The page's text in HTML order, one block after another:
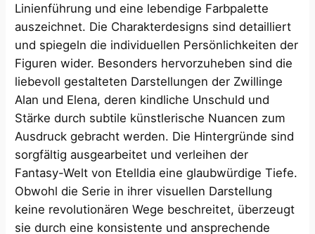
Linienführung und eine lebendige Farbpalette
auszeichnet. Die Charakterdesigns sind detailliert
und spiegeln die individuellen Persönlichkeiten der
Figuren wider. Besonders hervorzuheben sind die
liebevoll gestalteten Darstellungen der Zwillinge
Alan und Elena, deren kindliche Unschuld und
Stärke durch subtile künstlerische Nuancen zum
Ausdruck gebracht werden. Die Hintergründe sind
sorgfältig ausgearbeitet und verleihen der
Fantasy-Welt von Etelldia eine glaubwürdige Tiefe.
Obwohl die Serie in ihrer visuellen Darstellung
keine revolutionären Wege beschreitet, überzeugt
sie durch eine konsistente und ansprechende